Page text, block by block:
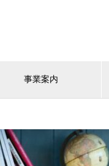
事業案内